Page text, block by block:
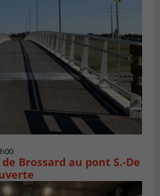
Brossard au pont S.-De